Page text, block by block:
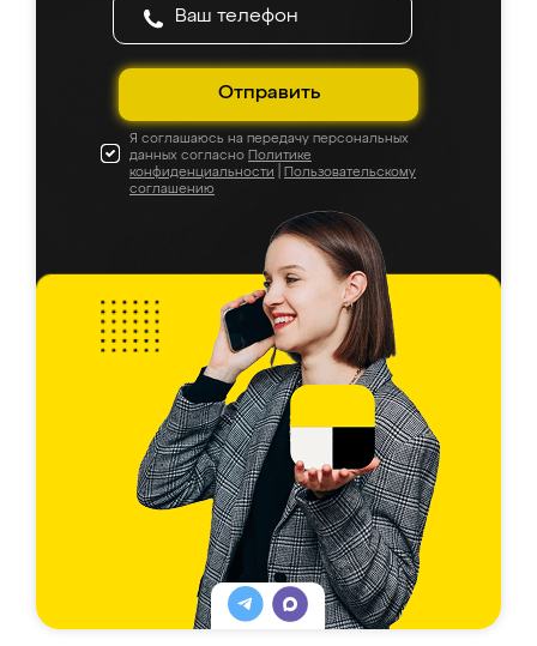
Отправить
Я соглашаюсь на передачу персональных
данных согласно Политике
конфиденциальности
Пользовательскому
соглашению